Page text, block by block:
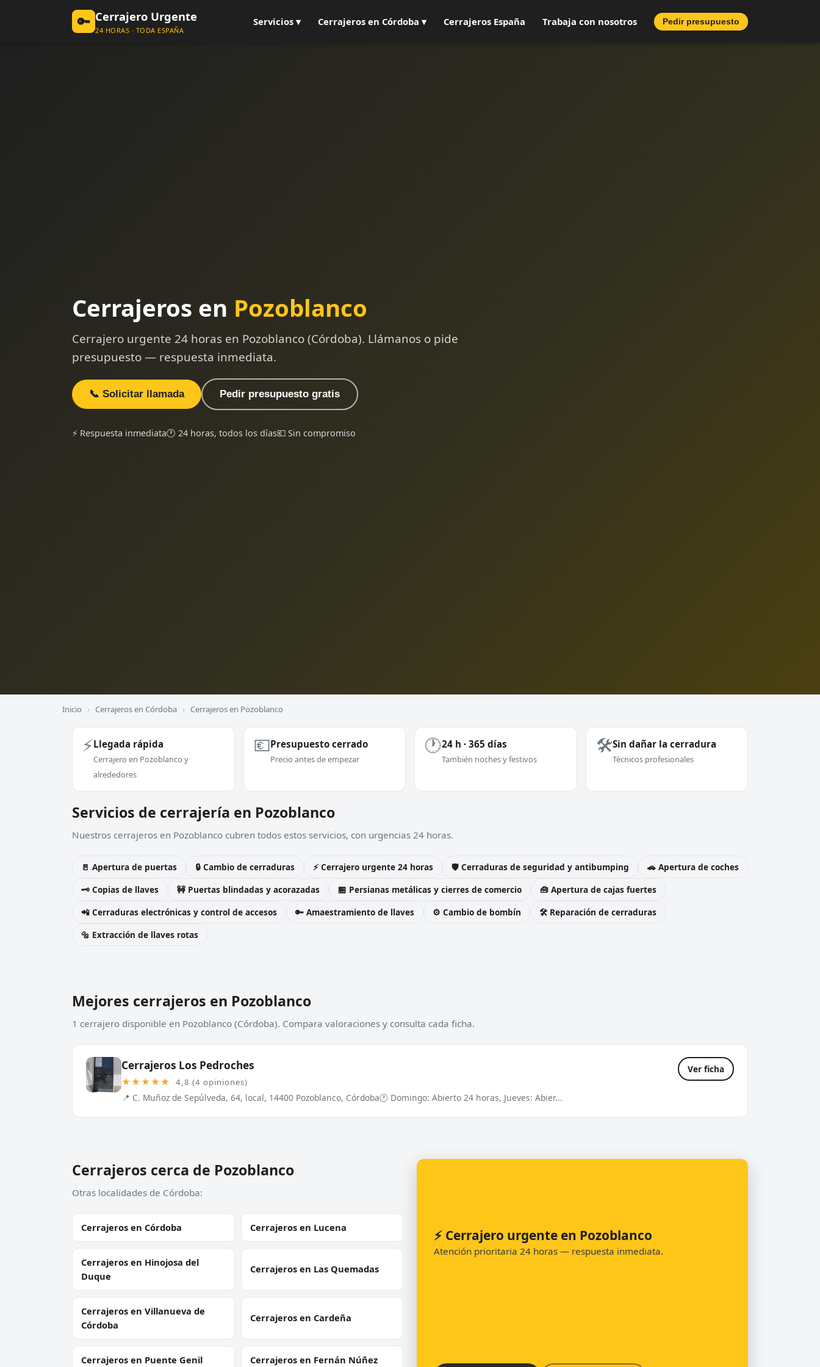
🔑 Cerrajero Urgente
24 HORAS · TODA ESPAÑA
Servicios ▾ Cerrajeros en Córdoba ▾ Cerrajeros España Trabaja con nosotros Pedir presupuesto
Cerrajeros en Pozoblanco
Cerrajero urgente 24 horas en Pozoblanco (Córdoba). Llámanos o pide
presupuesto — respuesta inmediata.
📞 Solicitar llamada Pedir presupuesto gratis
⚡ Respuesta inmediata🕐 24 horas, todos los días💶 Sin compromiso
Inicio › Cerrajeros en Córdoba › Cerrajeros en Pozoblanco
⚡Llegada rápida
Cerrajero en Pozoblanco y
alrededores
💶Presupuesto cerrado
Precio antes de empezar
🕐24 h · 365 días
También noches y festivos
🛠️Sin dañar la cerradura
Técnicos profesionales
Servicios de cerrajería en Pozoblanco
Nuestros cerrajeros en Pozoblanco cubren todos estos servicios, con urgencias 24 horas.
🚪 Apertura de puertas 🔒 Cambio de cerraduras ⚡ Cerrajero urgente 24 horas 🛡️ Cerraduras de seguridad y antibumping
🚗 Apertura de coches
🗝️ Copias de llaves
🚧 Puertas blindadas y acorazadas 🏪 Persianas metálicas y cierres de comercio
🧰 Apertura de cajas fuertes
📲 Cerraduras electrónicas y control de accesos
🔑 Amaestramiento de llaves ⚙️ Cambio de bombín
🛠️ Reparación de cerraduras
🔩 Extracción de llaves rotas
Mejores cerrajeros en Pozoblanco
1 cerrajero disponible en Pozoblanco (Córdoba). Compara valoraciones y consulta cada ficha.
Cerrajeros Los Pedroches
★★★★★ 4,8 (4 opiniones)
📍 C. Muñoz de Sepúlveda, 64, local, 14400 Pozoblanco, Córdoba🕐 Domingo: Abierto 24 horas, Jueves: Abier...
Ver ficha
Cerrajeros cerca de Pozoblanco
Otras localidades de Córdoba:
Cerrajeros en Córdoba Cerrajeros en Lucena
Cerrajeros en Hinojosa del
Duque
Cerrajeros en Las Quemadas
Cerrajeros en Villanueva de
Córdoba
Cerrajeros en Cardeña
Cerrajeros en Puente Genil Cerrajeros en Fernán Núñez
⚡ Cerrajero urgente en Pozoblanco
Atención prioritaria 24 horas — respuesta inmediata.